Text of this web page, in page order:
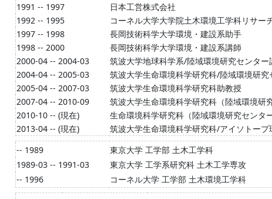
1991 -- 1997
日本工営株式会社
1992 -- 1995
コーネル大学大学院土木環境工学科リサー
1997 -- 1998
長岡技術科学大学環境・建設系助手
1998 -- 2000
長岡技術科学大学環境・建設系講師
2000-04 -- 2004-03
筑波大学地球科学系/陸域環境研究センター
2004-04 -- 2005-03
筑波大学生命環境科学研究科/陸域環境研究
2005-04 -- 2007-03
筑波大学生命環境科学研究科助教授
2007-04 -- 2010-09
筑波大学生命環境科学研究科（陸域環境研
2010-10 -- (現在)
生命環境科学研究科（陸域環境研究センタ
2013-04 -- (現在)
筑波大学生命環境科学研究科/アイソトー
-- 1989
東京大学 工学部 土木工学科
1989-03 -- 1991-03
東京大学 工学系研究科 土木工学専攻
-- 1996
コーネル大学 工学部 土木環境工学科